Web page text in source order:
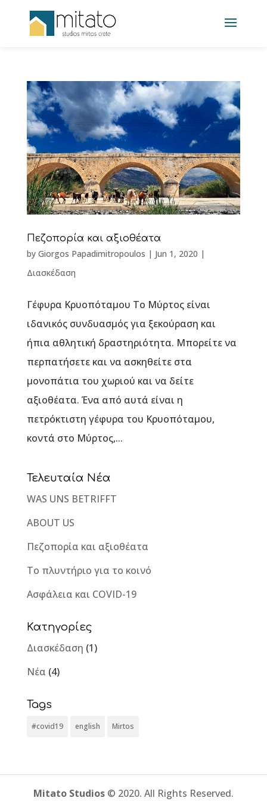
Πεζοπορία και αξιοθέατα
by Giorgos Papadimitropoulos | Jun 1, 2020 |
Διασκέδαση
Γέφυρα Κρυοπόταμου Το Μύρτος είναι
ιδανικός συνδυασμός για ξεκούραση και
ήπια αθλητική δραστηριότητα. Μπορείτε να
περπατήσετε και να ασκηθείτε στα
μονοπάτια του χωριού και να δείτε
αξιοθέατα. Ένα από αυτά είναι η
πετρόκτιστη γέφυρα του Κρυοπόταμου,
κοντά στο Μύρτος,...
Τελευταία Νέα
WAS UNS BETRIFFT
ABOUT US
Πεζοπορία και αξιοθέατα
Το πλυντήριο για το κοινό
Ασφάλεια και COVID-19
Κατηγορίες
Διασκέδαση (1)
Νέα (4)
Tags
#covid19 english Mirtos
Mitato Studios© 2020. All Rights Reserved.